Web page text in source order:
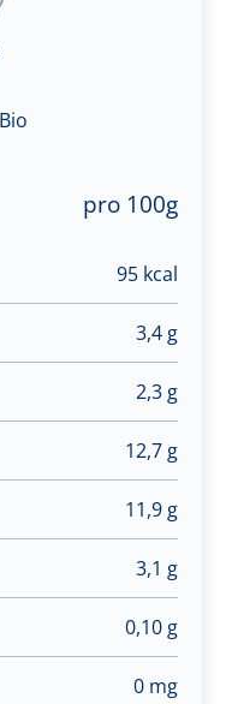
Bio
pro 100g
95 kcal
3,4 g
2,3 g
12,7 g
11,9 g
3,1 g
0,10 g
0 mg